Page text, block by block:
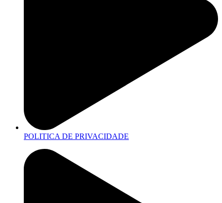
POLITICA DE PRIVACIDADE